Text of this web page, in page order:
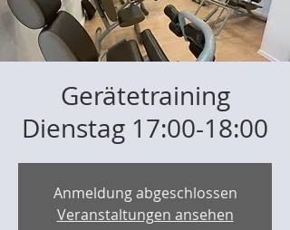
Gerätetraining
Dienstag 17:00-18:00
Anmeldung abgeschlossen
Veranstaltungen ansehen